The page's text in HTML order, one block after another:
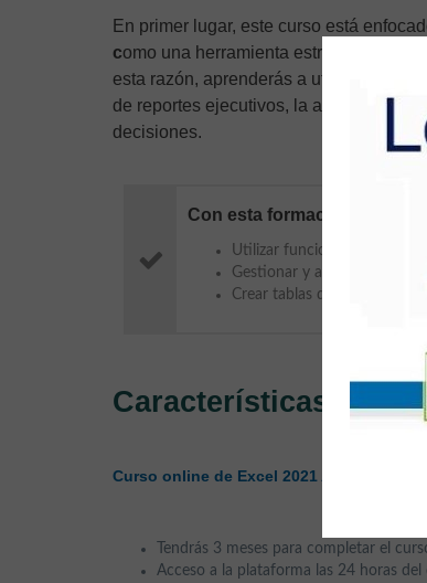
En primer lugar, este curso está
como una herramienta estratégica
esta razón, aprenderás a utilizar
de reportes ejecutivos, la
decisiones.
Con esta formación online
Utilizar funciones y
Gestionar y analizar
Crear tablas dinámicas y
Características
Curso online de Excel 2021 Avanzado
Tendrás 3 meses para completar el
Acceso a la plataforma las 24 horas del